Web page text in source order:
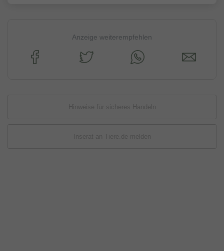
Anzeige weiterempfehlen
Hinweise für sicheres Handeln
Inserat an Tiere.de melden